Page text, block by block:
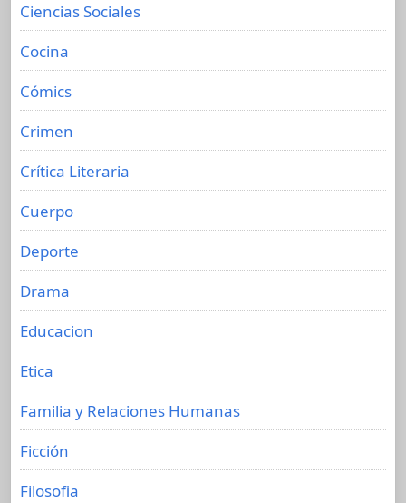
Ciencias Sociales
Cocina
Cómics
Crimen
Crítica Literaria
Cuerpo
Deporte
Drama
Educacion
Etica
Familia y Relaciones Humanas
Ficción
Filosofia